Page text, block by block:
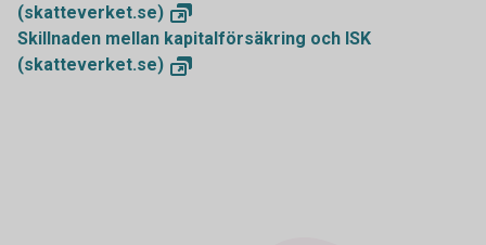
(skatteverket.se)
Skillnaden mellan kapitalförsäkring och ISK
(skatteverket.se)